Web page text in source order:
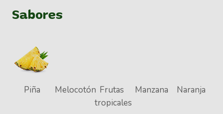
Sabores
Piña Melocotón Frutas
tropicales
Manzana Naranja